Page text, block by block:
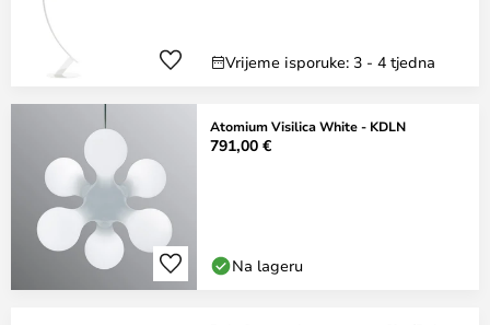
Vrijeme isporuke: 3 - 4 tjedna
Atomium Visilica White - KDLN
791,00 €
Na lageru